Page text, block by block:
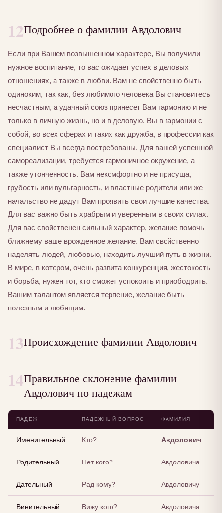
12Подробнее о фамилии Авдолович
Если при Вашем возвышенном характере, Вы получили
нужное воспитание, то вас ожидает успех в деловых
отношениях, а также в любви. Вам не свойственно быть
одиноким, так как, без любимого человека Вы становитесь
несчастным, а удачный союз принесет Вам гармонию и не
только в личную жизнь, но и в деловую. Вы в гармонии с
собой, во всех сферах и таких как дружба, в профессии как
специалист Вы всегда востребованы. Для вашей успешной
самореализации, требуется гармоничное окружение, а
также утонченность. Вам некомфортно и не присуща,
грубость или вульгарность, и властные родители или же
начальство не дадут Вам проявить свои лучшие качества.
Для вас важно быть храбрым и уверенным в своих силах.
Для вас свойственен сильный характер, желание помочь
ближнему ваше врожденное желание. Вам свойственно
наделять людей, любовью, находить лучший путь в жизни.
В мире, в котором, очень развита конкуренция, жестокость
и борьба, нужен тот, кто сможет успокоить и приободрить.
Вашим талантом является терпение, желание быть
полезным и любящим.
13Происхождение фамилии Авдолович
14Правильное склонение фамилии
Авдолович по падежам
ПАДЕЖ ПАДЕЖНЫЙ ВОПРОС ФАМИЛИЯ
Именительный Кто? Авдолович
Родительный Нет кого? Авдоловича
Дательный Рад кому? Авдоловичу
Винительный Вижу кого? Авдоловича